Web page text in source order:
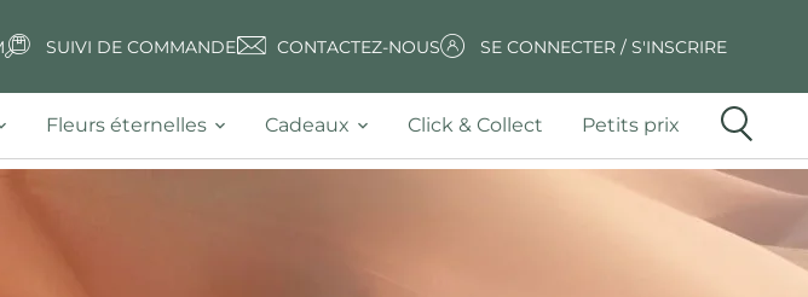
SUIVI DE COMMANDE CONTACTEZ-NOUS SE CONNECTER / S'INSCRIRE
Fleurs éternelles Cadeaux Click & Collect Petits prix